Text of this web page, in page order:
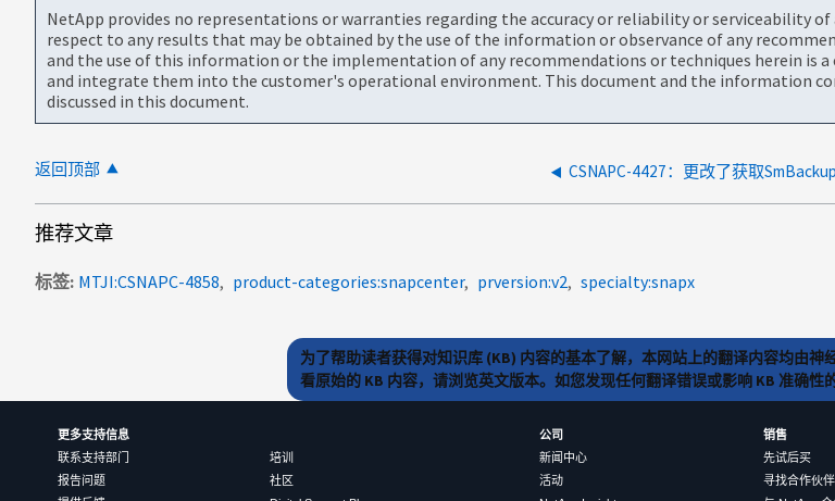
NetApp provides no representations or warranties regarding the accuracy or reliability or serviceability
respect to any results that may be obtained by the use of the information or observance of any
and the use of this information or the implementation of any recommendations or techniques herein is
and integrate them into the customer's operational environment. This document and the information
discussed in this document.
返回顶部 CSNAPC-4427：更改了获取
推荐文章
标签 MTJI:CSNAPC-4858 product-categories:snapcenter prversion:v2 specialty:snapx
为了帮助读者获得对知识库 (KB) 内容的基本了解，本网站上的翻译内容均由
看原始的 KB 内容，请浏览英文版本。如您发现任何翻译错误或影响 KB 准确性
更多支持信息
联系支持部门
报告问题
培训
社区
公司
新闻中心
活动
销售
先试后买
寻找合作伙伴